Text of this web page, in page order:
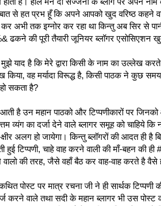
से हत प्रभ हूँ कि अपने आपको खुद वरिष्‍ठ कहने
कर अभी तक इग्नोर कर रहा था किन्तु अब सिर से
ढकने की पूरी तैयारी जूनियर ब्लॉगर एसोसिएशन
याद है कि मेरे द्वारा किसी के नाम का उल्लेख
वह मर्यादा विरूद्ध है, किसी पाठक ने कुछ समय
सकता है?
है उन महान पाठको और टिप्पणीकारों पर
व्‍यंग का दर्जा देने वाले ब्‍लागर समूह को
अलग हो जायेगा। किन्तु ब्लॉगरों की आदत ही
हुई टिप्‍पणी, चाहे वाह करने वाली की माँ-बहन की
वालो की तरह, जैसे वहाँ बैठ कर वाह-वाह करते है वैसे
पोस्ट पर मात्र रचना जी ने ही सार्थक टिप्‍पणी
करने वाले तथा सदी के महान ब्लागर भी उस पोस्ट